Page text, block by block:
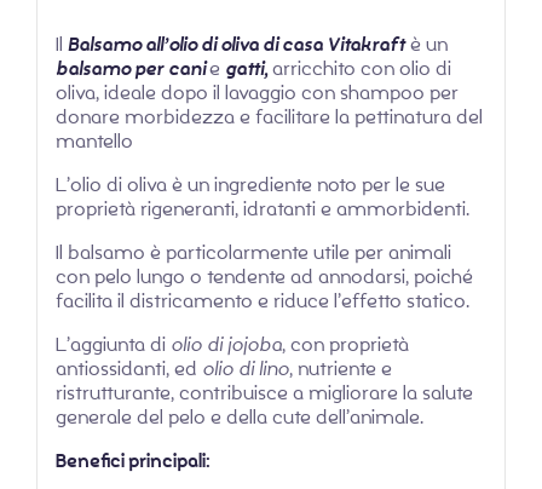
Il Balsamo all’olio di oliva di casa Vitakraftè un
balsamo per canie gatti,arricchito con olio di
oliva, ideale dopo il lavaggio con shampoo per
donare morbidezza e facilitare la pettinatura del
mantello
L’olio di oliva è un ingrediente noto per le sue
proprietà rigeneranti, idratanti e ammorbidenti.
Il balsamo è particolarmente utile per animali
con pelo lungo o tendente ad annodarsi, poiché
facilita il districamento e riduce l’effetto statico.
L’aggiunta di olio di jojoba, con proprietà
antiossidanti, ed olio di lino, nutriente e
ristrutturante, contribuisce a migliorare la salute
generale del pelo e della cute dell’animale.
Benefici principali: